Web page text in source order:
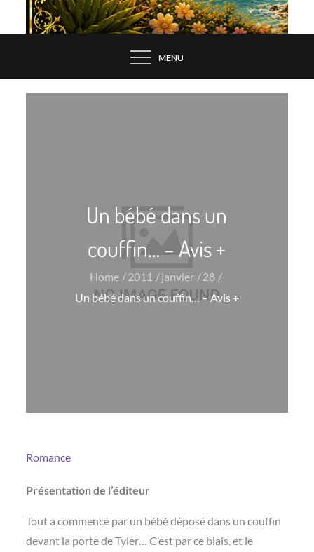
MENU
Un bébé dans un
couffin… – Avis +
Home 2011 janvier
28
Un bébé dans un couffin… – Avis +
Romance
Présentation de l’éditeur
Tout a commencé par un bébé déposé dans un couffin
devant la porte de Tyler… C’est par ce biais, et le